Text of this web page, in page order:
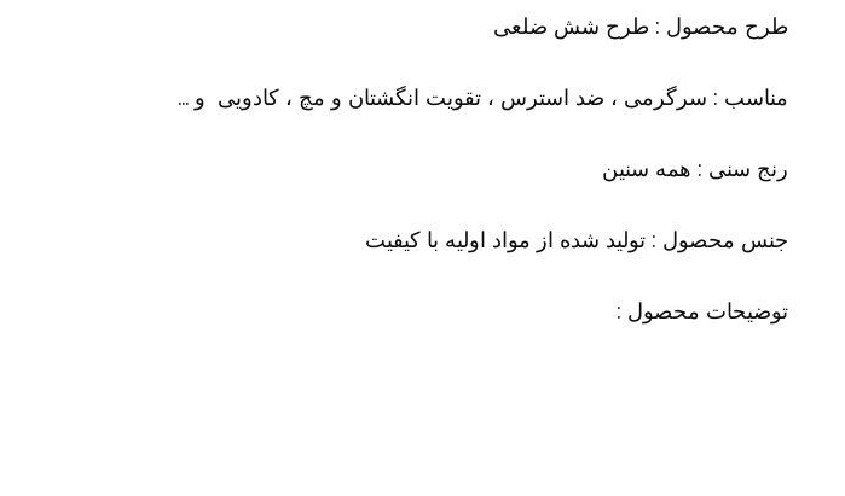
طرح محصول : طرح شش ضلعی
مناسب : سرگرمی ، ضد استرس ، تقویت انگشتان و مچ ، کادویی و …
رنج سنی : همه سنین
جنس محصول : تولید شده از مواد اولیه با کیفیت
توضیحات محصول :